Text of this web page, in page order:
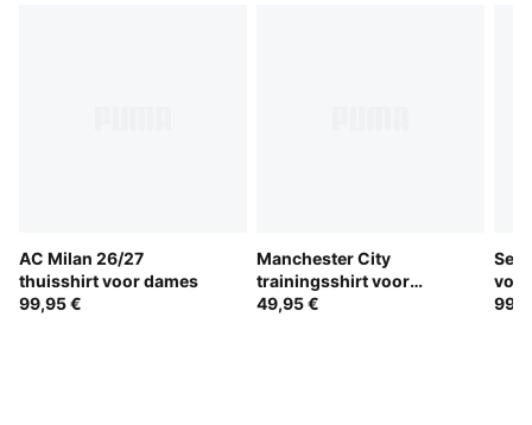
AC Milan 26/27
thuisshirt voor dames
99,95 €
Manchester City
trainingsshirt voor
dames
49,95 €